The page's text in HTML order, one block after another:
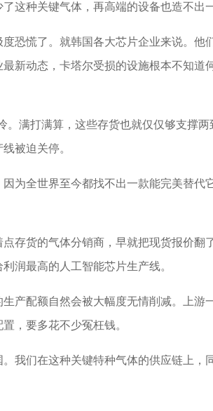
这种关键气体，再高端的设备也造不出
慌了。就韩国各大芯片企业来说。他
新动态，卡塔尔受损的设施根本不知道
打满算，这些存货也就仅仅够支撑两
被迫关停。
全世界至今都找不出一款能完美替代
货的气体分销商，早就把现货报价翻
润最高的人工智能芯片生产线。
配额自然会被大幅度无情削减。上游
，要多花不少冤枉钱。
们在这种关键特种气体的供应链上，